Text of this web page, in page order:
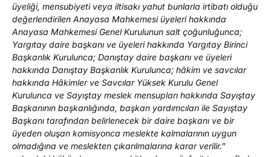
üyeliği, mensubiyeti veya iltisakı yahut bunlarla irtibatı olduğu
değerlendirilen Anayasa Mahkemesi üyeleri hakkında
Anayasa Mahkemesi Genel Kurulunun salt çoğunluğunca;
Yargıtay daire başkanı ve üyeleri hakkında Yargıtay Birinci
Başkanlık Kurulunca; Danıştay daire başkanı ve üyeleri
hakkında Danıştay Başkanlık Kurulunca; hâkim ve savcılar
hakkında Hâkimler ve Savcılar Yüksek Kurulu Genel
Kurulunca ve Sayıştay meslek mensupları hakkında Sayıştay
Başkanının başkanlığında, başkan yardımcıları ile Sayıştay
Başkanı tarafından belirlenecek bir daire başkanı ve bir
üyeden oluşan komisyonca meslekte kalmalarının uygun
olmadığına ve meslekten çıkarılmalarına karar verilir.”